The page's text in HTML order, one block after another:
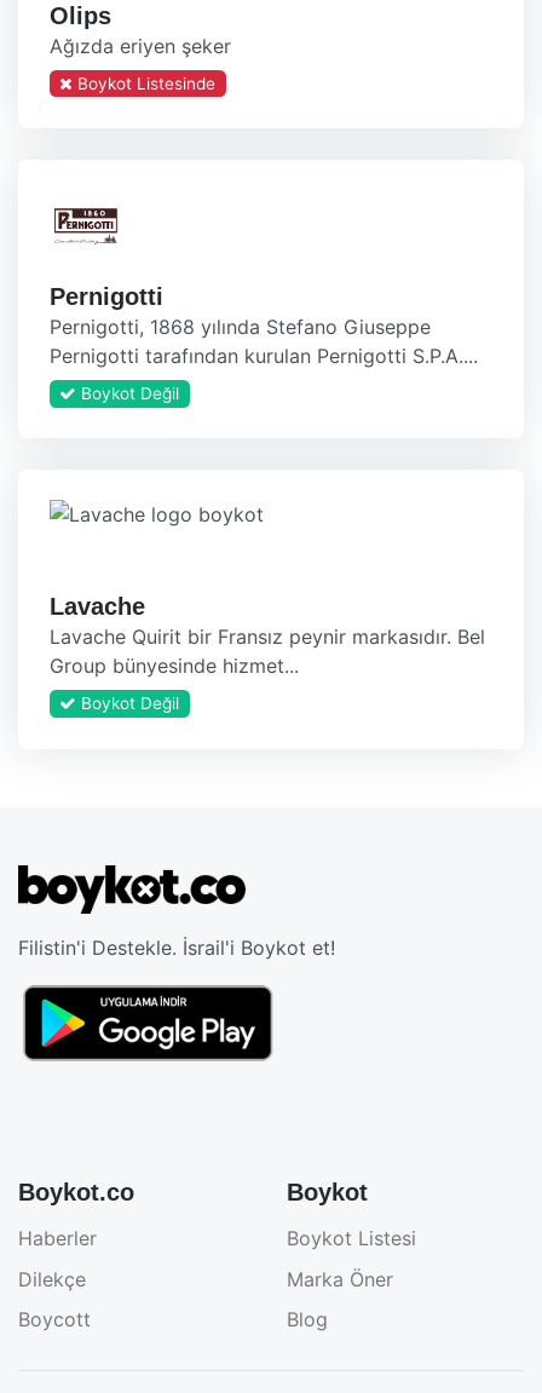
Olips
Ağızda eriyen şeker
Boykot Listesinde
Pernigotti
Pernigotti, 1868 yılında Stefano Giuseppe
Pernigotti tarafından kurulan Pernigotti S.P.A....
Boykot Değil
Lavache
Lavache Quirit bir Fransız peynir markasıdır. Bel
Group bünyesinde hizmet...
Boykot Değil
Filistin'i Destekle. İsrail'i Boykot et!
Boykot.co
Haberler
Dilekçe
Boycott
Boykot
Boykot Listesi
Marka Öner
Blog